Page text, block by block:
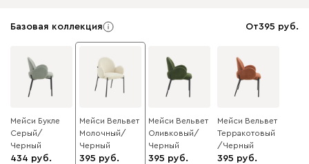
Базовая коллекция От395
Мейси Букле
Серый/
Черный
434
Мейси Вельвет
Молочный/
Черный
395
Мейси Вельвет
Оливковый/
Черный
395
Мейси Вельвет
Терракотовый
/Черный
395